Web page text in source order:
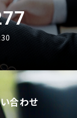
合わせ